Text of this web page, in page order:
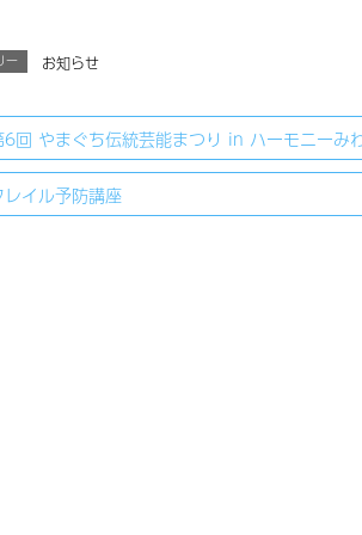
ー お知らせ
6回 やまぐち伝統芸能まつり in ハーモニーみ
レイル予防講座